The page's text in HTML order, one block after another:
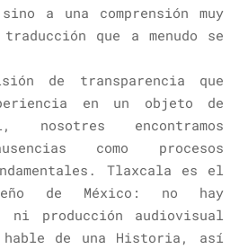
a una comprensión muy
que a menudo se
de transparencia que
en un objeto de
nosotres encontramos
como procesos
Tlaxcala es el
de México: no hay
producción audiovisual
hable de una Historia, así